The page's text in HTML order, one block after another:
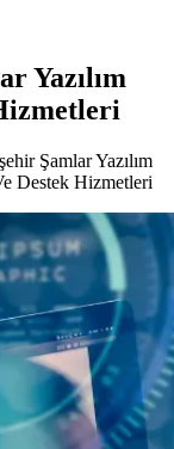
Yazılım
Şamlar Yazılım
Destek Hizmetleri